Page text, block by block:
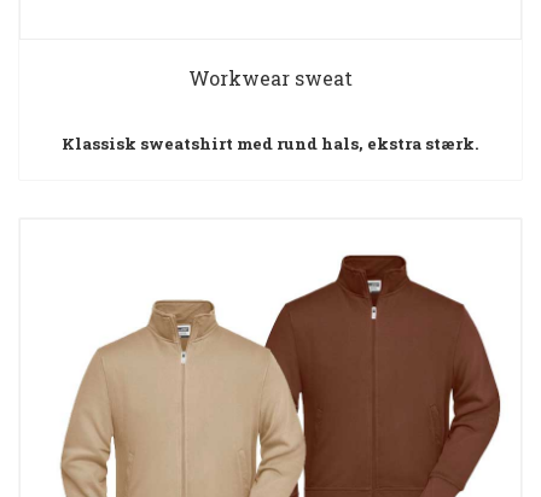
Workwear sweat
Klassisk sweatshirt med rund hals, ekstra stærk.